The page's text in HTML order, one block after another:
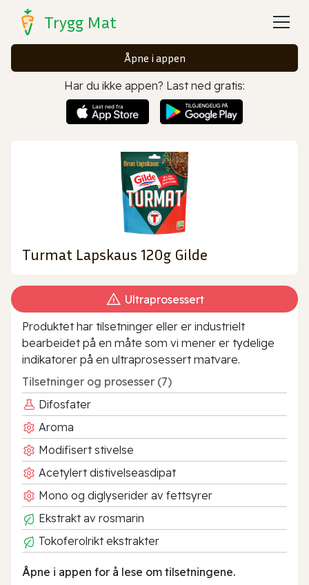
Trygg Mat
Åpne i appen
Har du ikke appen? Last ned gratis:
Turmat Lapskaus 120g Gilde
Ultraprosessert
Produktet har tilsetninger eller er industrielt
bearbeidet på en måte som vi mener er tydelige
indikatorer på en ultraprosessert matvare.
Tilsetninger og prosesser (7)
Difosfater
Aroma
Modifisert stivelse
Acetylert distivelseasdipat
Mono og diglyserider av fettsyrer
Ekstrakt av rosmarin
Tokoferolrikt ekstrakter
Åpne i appen for å lese om tilsetningene.